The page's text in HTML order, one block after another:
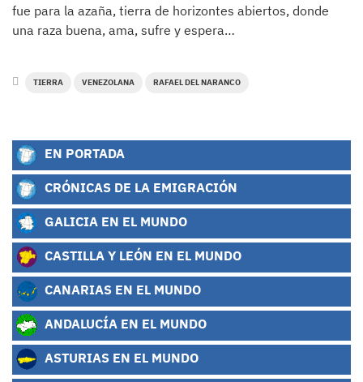
fue para la azaña, tierra de horizontes abiertos, donde
una raza buena, ama, sufre y espera…
TIERRA VENEZOLANA RAFAEL DEL NARANCO
EN PORTADA
CRÓNICAS DE LA EMIGRACIÓN
GALICIA EN EL MUNDO
CASTILLA Y LEÓN EN EL MUNDO
CANARIAS EN EL MUNDO
ANDALUCÍA EN EL MUNDO
ASTURIAS EN EL MUNDO